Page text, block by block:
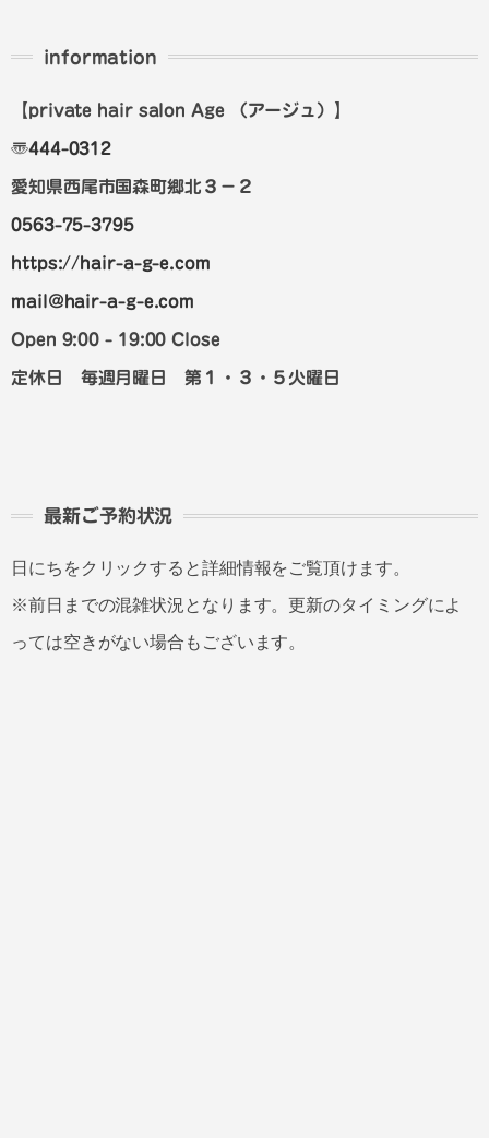
information
【private hair salon Age （アージュ） 】
〠444-0312
愛知県西尾市国森町郷北３－２
0563-75-3795
https://hair-a-g-e.com
mail@hair-a-g-e.com
Open 9:00 - 19:00 Close
定休日 毎週月曜日 第１・３・５火曜日
最新ご予約状況
日にちをクリックすると詳細情報をご覧頂けます。
※前日までの混雑状況となります。更新のタイミングによ
っては空きがない場合もございます。